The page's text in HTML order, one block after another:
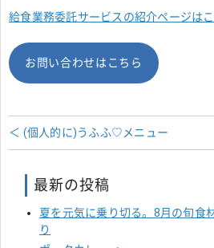
給食業務委託サービスの紹介ページは
お問い合わせはこちら
＜ (個人的に)うふふ♡メニュー
最新の投稿
夏を元気に乗り切る。8月の旬食
り